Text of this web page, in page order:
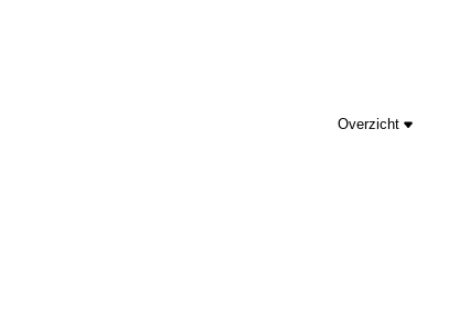
Overzicht